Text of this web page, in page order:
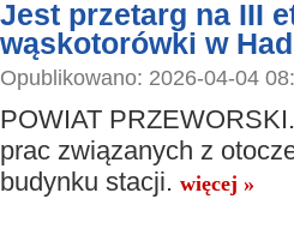
Jest przetarg na III
wąskotorówki w
Opublikowano: 2026-04-04
POWIAT
prac związanych z
budynku stacji. więcej »